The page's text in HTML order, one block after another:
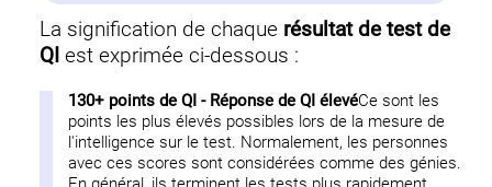
La signification de chaque résultat de test de
QI est exprimée ci-dessous :
130+ points de QI - Réponse de QI élevéCe sont les
points les plus élevés possibles lors de la mesure de
l'intelligence sur le test. Normalement, les personnes
avec ces scores sont considérées comme des génies.